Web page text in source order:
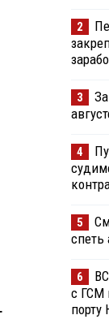
2
3
4
5
спеть
6
с ГСМ
порту